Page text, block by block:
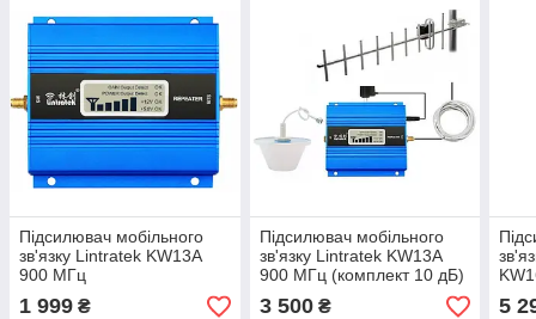
Підсилювач мобільного
зв'язку Lintratek KW13A
900 МГц
1 999 ₴
Підсилювач мобільного
зв'язку Lintratek KW13A
900 МГц (комплект 10 дБ)
+ стельова антена (v.2)
3 500₴ 5